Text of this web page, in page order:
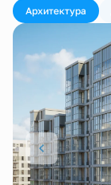
Архитектура